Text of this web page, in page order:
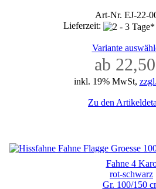
Art-Nr. EJ-22-
Lieferzeit:
Variante
ab
inkl. 19% MwSt,
Zu den
Fahne 4
rot-schwarz
Gr. 100/150